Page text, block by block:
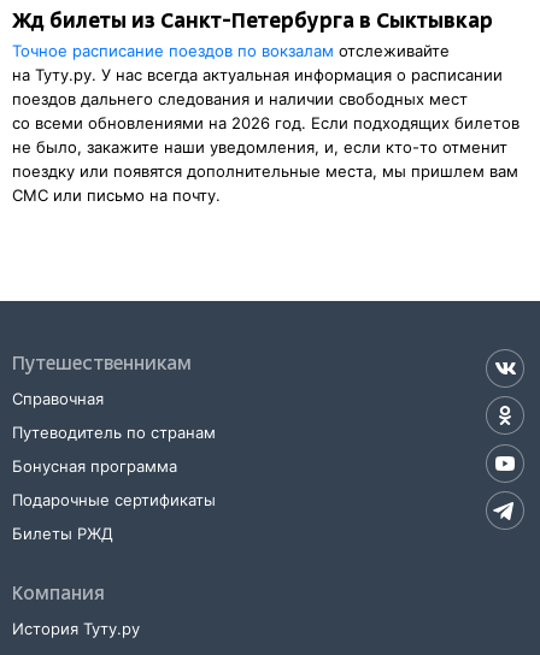
Жд билеты из Санкт-Петербурга в Сыктывкар
Точное расписание поездов по вокзалам отслеживайте
на Туту.ру. У нас всегда актуальная информация о расписании
поездов дальнего следования и наличии свободных мест
со всеми обновлениями на 2026 год. Если подходящих билетов
не было, закажите наши уведомления, и, если кто-то отменит
поездку или появятся дополнительные места, мы пришлем вам
СМС или письмо на почту.
Путешественникам
Справочная
Путеводитель по странам
Бонусная программа
Подарочные сертификаты
Билеты РЖД
Компания
История Туту.ру